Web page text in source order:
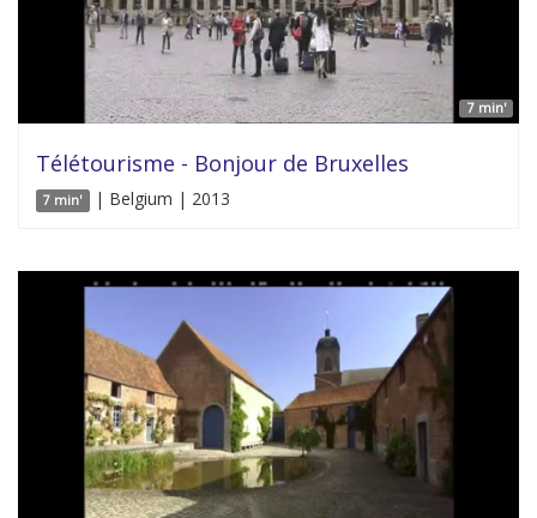
7 min'
Télétourisme - Bonjour de Bruxelles
7 min' | Belgium | 2013